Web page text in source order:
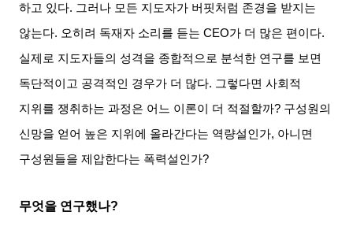
하고 있다. 그러나 모든 지도자가 버핏처럼 존경을 받지는
않는다. 오히려 독재자 소리를 듣는 CEO가 더 많은 편이다.
실제로 지도자들의 성격을 종합적으로 분석한 연구를 보면
독단적이고 공격적인 경우가 더 많다. 그렇다면 사회적
지위를 쟁취하는 과정은 어느 이론이 더 적절할까? 구성원의
신망을 얻어 높은 지위에 올라간다는 역량설인가, 아니면
구성원들을 제압한다는 폭력설인가?
무엇을 연구했나?